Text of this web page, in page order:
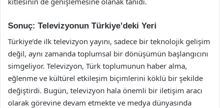
Sonuç: Televizyonun Türkiye’deki Yeri
Türkiye’de ilk televizyon yayını, sadece bir teknolojik gelişim
değil, aynı zamanda toplumsal bir dönüşümün başlangıcını
simgeliyor. Televizyon, Türk toplumunun haber alma,
eğlenme ve kültürel etkileşim biçimlerini köklü bir şekilde
değiştirdi. Bugün, televizyon hala önemli bir iletişim aracı
olarak görevine devam etmekte ve medya dünyasında